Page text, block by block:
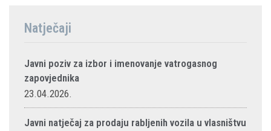
Natječaji
Javni poziv za izbor i imenovanje vatrogasnog
zapovjednika
23.04.2026.
Javni natječaj za prodaju rabljenih vozila u vlasništvu